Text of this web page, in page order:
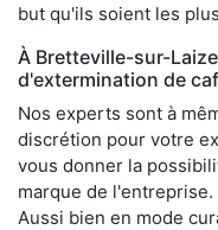
but qu'ils soient les
À Bretteville-sur-
d'extermination de
Nos experts sont à
discrétion pour votre
vous donner la
marque de l'entreprise.
Aussi bien en mode